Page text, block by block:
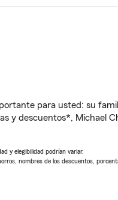
para usted: su
y descuentos*, Michael
y elegibilidad podrían variar.
nombres de los descuentos,